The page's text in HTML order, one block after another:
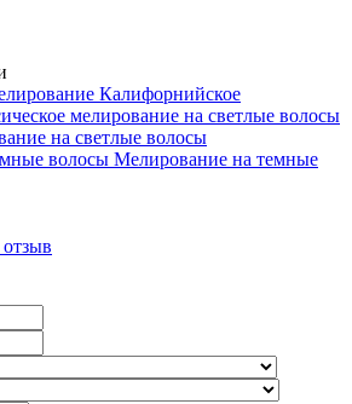
Калифорнийское
на светлые волосы
Мелирование на темные